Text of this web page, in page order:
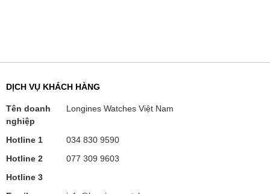
DỊCH VỤ KHÁCH HÀNG
Tên doanh
nghiệp
Longines Watches Việt Nam
Hotline 1
034 830 9590
Hotline 2
077 309 9603
Hotline 3